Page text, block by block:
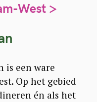
West >
is een ware
Op het gebied
én als het